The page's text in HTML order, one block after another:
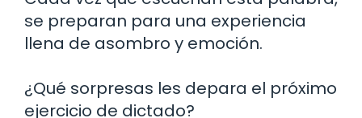
se preparan para una experiencia
llena de asombro y emoción.
¿Qué sorpresas les depara el próximo
ejercicio de dictado?